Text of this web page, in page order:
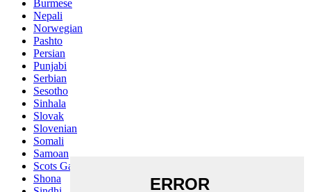
Burmese
Nepali
Norwegian
Pashto
Persian
Punjabi
Serbian
Sesotho
Sinhala
Slovak
Slovenian
Somali
Samoan
Scots Gaelic
Shona